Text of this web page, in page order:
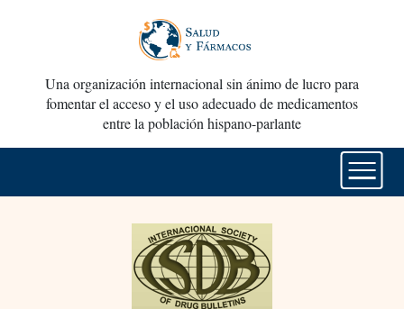
Una organización internacional sin ánimo de lucro para
fomentar el acceso y el uso adecuado de medicamentos
entre la población hispano-parlante